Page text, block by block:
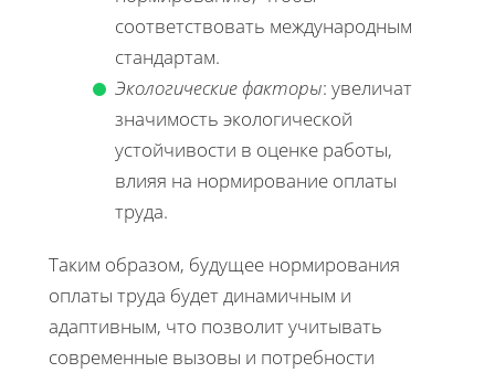
соответствовать международным
стандартам.
Экологические факторы: увеличат
значимость экологической
устойчивости в оценке работы,
влияя на нормирование оплаты
труда.
Таким образом, будущее нормирования
оплаты труда будет динамичным и
адаптивным, что позволит учитывать
современные вызовы и потребности